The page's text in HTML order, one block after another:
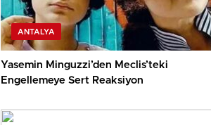
ANTALYA
Yasemin Minguzzi’den Meclis’teki
Engellemeye Sert Reaksiyon